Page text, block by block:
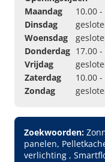
Maandag
10.00
Dinsdag
Woensdag
Donderdag 17.00
Vrijdag
Zaterdag
10.00
Zondag
Zoekwoorden:
panelen,
verlichting ,